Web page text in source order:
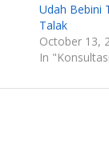
Udah Bebini
Talak
October 13,
In